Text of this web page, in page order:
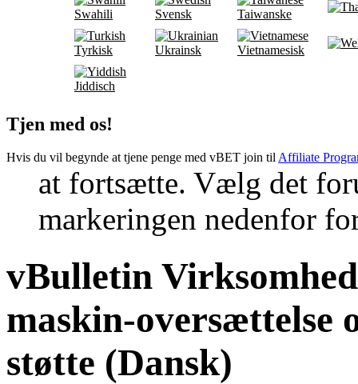
Swahili Svensk Taiwanske
Tyrkisk Ukrainsk Vietnamesisk
Jiddisch
Tjen med os!
Hvis du vil begynde at tjene penge med vBET join tilAffiliate
at fortsætte. Vælg det
markeringen nedenfor
vBulletin
maskin-oversættelse
støtte (Dansk)